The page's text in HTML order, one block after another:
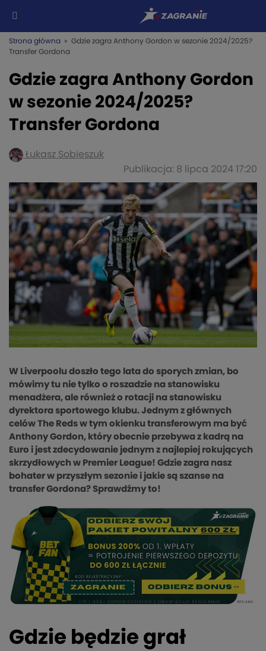
Strona główna » Gdzie zagra Anthony Gordon w sezonie 2024/2025?
Transfer Gordona
Gdzie zagra Anthony Gordon
w sezonie 2024/2025?
Transfer Gordona
Łukasz Sobieszuk
Publikacja: 8 lipca 2024 17:20
W Liverpoolu doszło tego lata do sporych zmian, bo
mówimy tu nie tylko o roszadzie na stanowisku
menadżera, ale również o rotacji na stanowisku
dyrektora sportowego klubu. Jednym z głównych
celów The Reds w tym okienku transferowym ma być
Anthony Gordon, który obecnie przebywa z kadrą na
Euro i jest zdecydowanie jednym z najlepiej rokujących
skrzydłowych w Premier League! Gdzie zagra nasz
bohater w przyszłym sezonie i jakie są szanse na
transfer Gordona? Sprawdźmy to!
Gdzie będzie grał